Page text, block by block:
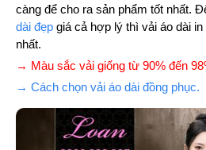
càng để cho ra sản phẩm tốt nhất.
dài đẹp giá cả hợp lý thì vải áo dài
nhất.
→ Màu sắc vải giống từ 90% đến
→ Cách chọn vải áo dài đồng phục.